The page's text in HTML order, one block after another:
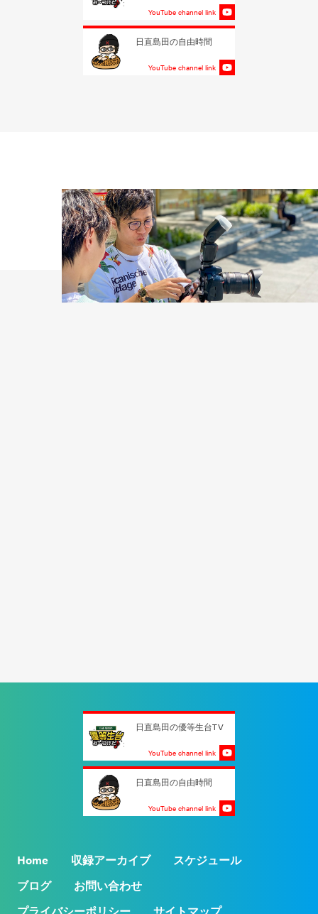
YouTube channel link
日直島田の自由時間
YouTube channel link
日直島田の優等生台TV
YouTube channel link
日直島田の自由時間
YouTube channel link
Home 収録アーカイブ
スケジュール
ブログ
お問い合わせ